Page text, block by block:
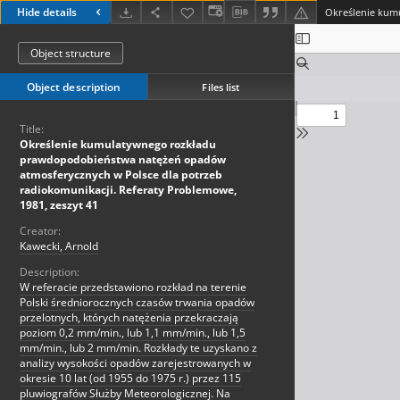
Hide details
Object structure
Object description Files list
Title:
Określenie kumulatywnego rozkładu
prawdopodobieństwa natężeń opadów
atmosferycznych w Polsce dla potrzeb
radiokomunikacji. Referaty Problemowe,
1981, zeszyt 41
Creator:
Kawecki, Arnold
Description:
W referacie przedstawiono rozkład na terenie
Polski średniorocznych czasów trwania opadów
przelotnych, których natężenia przekraczają
poziom 0,2 mm/min., lub 1,1 mm/min., lub 1,5
mm/min., lub 2 mm/min. Rozkłady te uzyskano z
analizy wysokości opadów zarejestrowanych w
okresie 10 lat (od 1955 do 1975 r.) przez 115
pluwiografów Służby Meteorologicznej. Na